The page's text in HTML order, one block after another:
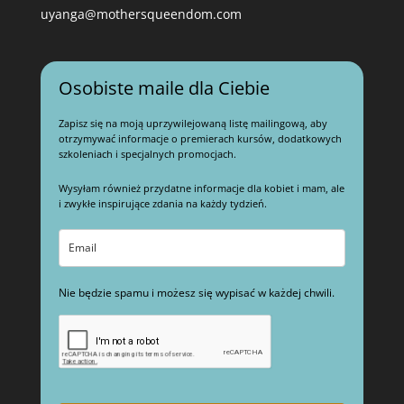
uyanga@mothersqueendom.com
Osobiste maile dla Ciebie
Zapisz się na moją uprzywilejowaną listę mailingową, aby
otrzymywać informacje o premierach kursów, dodatkowych
szkoleniach i specjalnych promocjach.
Wysyłam również przydatne informacje dla kobiet i mam, ale
i zwykłe inspirujące zdania na każdy tydzień.
Nie będzie spamu i możesz się wypisać w każdej chwili.